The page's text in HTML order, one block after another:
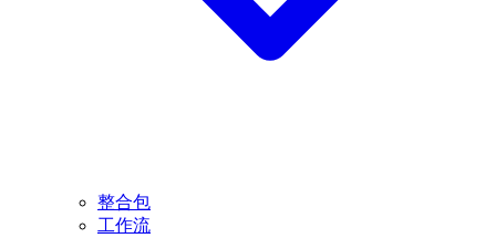
整合包
工作流